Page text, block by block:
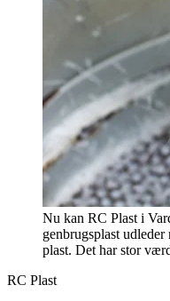
Nu kan RC Plast i
genbrugsplast
plast. Det har stor
RC Plast